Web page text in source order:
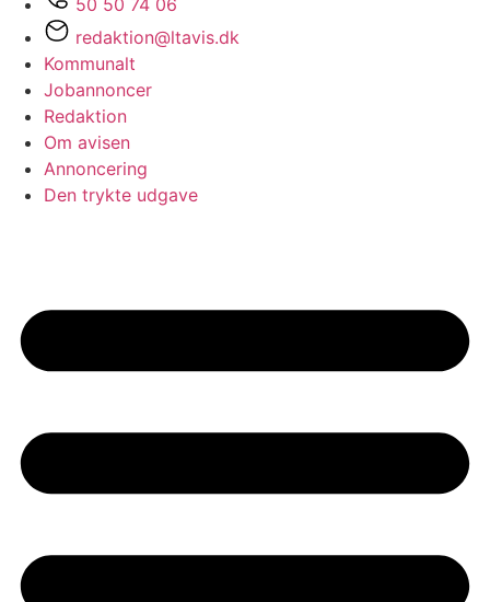
redaktion@ltavis.dk
Kommunalt
Jobannoncer
Redaktion
Om avisen
Annoncering
Den trykte udgave